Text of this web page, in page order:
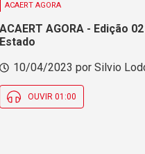
ACAERT AGORA
ACAERT AGORA - Edição
Estado
10/04/2023 por Silvio
OUVIR 01:00